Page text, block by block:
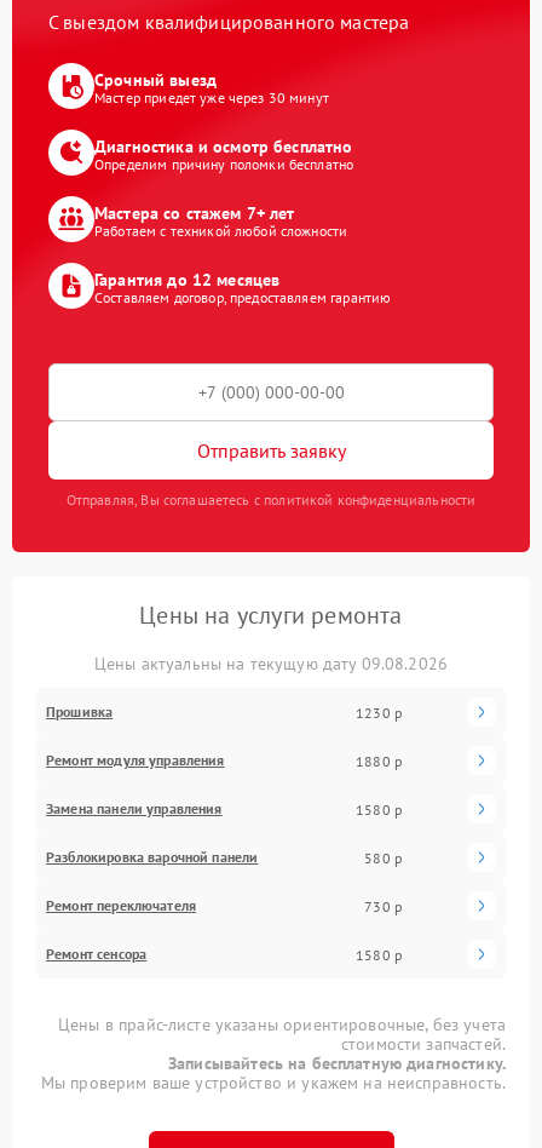
С выездом квалифицированного мастера
Срочный выезд
Мастер приедет уже через 30 минут
Диагностика и осмотр бесплатно
Определим причину поломки бесплатно
Мастера со стажем 7+ лет
Работаем с техникой любой сложности
Гарантия до 12 месяцев
Составляем договор, предоставляем гарантию
Отправить заявку
Отправляя, Вы соглашаетесь с политикой конфиденциальности
Цены на услуги ремонта
Цены актуальны на текущую дату 09.08.2026
Прошивка 1230 р
Ремонт модуля управления 1880 р
Замена панели управления 1580 р
Разблокировка варочной панели 580 р
Ремонт переключателя 730 р
Ремонт сенсора 1580 р
Цены в прайс-листе указаны ориентировочные, без учета
стоимости запчастей.
Записывайтесь на бесплатную диагностику.
Мы проверим ваше устройство и укажем на неисправность.